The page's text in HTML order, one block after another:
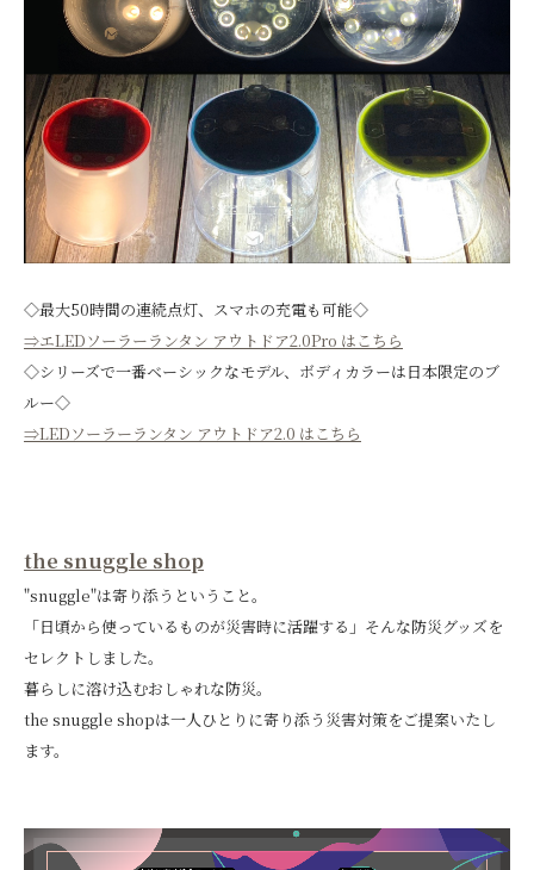
◇最大50時間の連続点灯、スマホの充電も可能◇
⇒エLEDソーラーランタン アウトドア2.0Pro はこちら
◇シリーズで一番ベーシックなモデル、ボディカラーは日本限定のブ
ルー◇
⇒LEDソーラーランタン アウトドア2.0 はこちら
the snuggle shop
"snuggle"は寄り添うということ。
「日頃から使っているものが災害時に活躍する」そんな防災グッズを
セレクトしました。
暮らしに溶け込むおしゃれな防災。
the snuggle shopは一人ひとりに寄り添う災害対策をご提案いたし
ます。